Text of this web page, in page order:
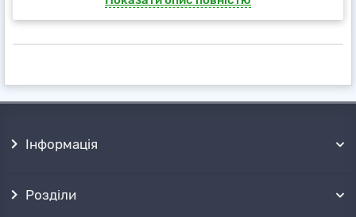
Чиста питна вода без кип’ятіння та
домішок
Моделі з насосом, мінералізатором, УФ-
лампою
Простота обслуговування та довгий
оригінальні системи очищення від відомих
Інформація
Розділи